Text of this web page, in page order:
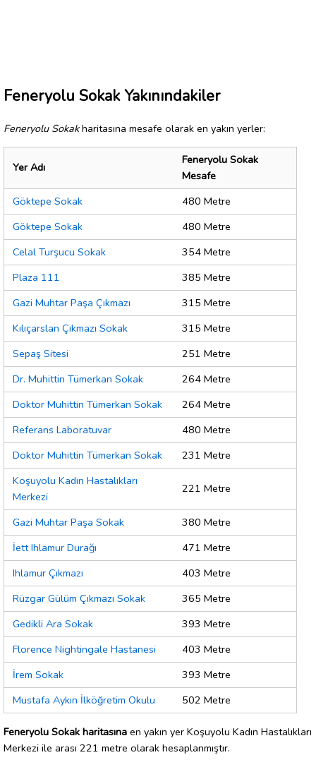
Feneryolu Sokak Yakınındakiler
Feneryolu Sokakharitasına mesafe olarak en yakın yerler:
Yer Adı
Feneryolu Sokak
Mesafe
Göktepe Sokak
480 Metre
Göktepe Sokak
480 Metre
Celal Turşucu Sokak
354 Metre
Plaza 111
385 Metre
Gazi Muhtar Paşa Çıkmazı
315 Metre
Kılıçarslan Çıkmazı Sokak
315 Metre
Sepaş Sitesi
251 Metre
Dr. Muhittin Tümerkan Sokak
264 Metre
Doktor Muhittin Tümerkan Sokak
264 Metre
Referans Laboratuvar
480 Metre
Doktor Muhittin Tümerkan Sokak
231 Metre
Koşuyolu Kadın Hastalıkları
Merkezi
221 Metre
Gazi Muhtar Paşa Sokak
380 Metre
İett Ihlamur Durağı
471 Metre
Ihlamur Çıkmazı
403 Metre
Rüzgar Gülüm Çıkmazı Sokak
365 Metre
Gedikli Ara Sokak
393 Metre
Florence Nightingale Hastanesi
403 Metre
İrem Sokak
393 Metre
Mustafa Aykın İlköğretim Okulu
502 Metre
Feneryolu Sokak haritasına en yakın yer Koşuyolu Kadın Hastalıkları
Merkezi ile arası 221 metre olarak hesaplanmıştır.